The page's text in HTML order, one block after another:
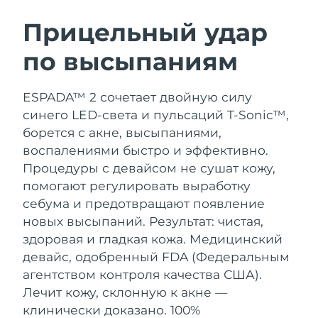
Прицельный удар
по высыпаниям
ESPADA™ 2 сочетает двойную силу
синего LED-света и пульсаций T-Sonic™,
борется с акне, высыпаниями,
воспалениями быстро и эффективно.
Процедуры с девайсом не сушат кожу,
помогают регулировать выработку
себума и предотвращают появление
новых высыпаний. Результат: чистая,
здоровая и гладкая кожа. Медицинский
девайс, одобренный FDA (Федеральным
агентством контроля качества США).
Лечит кожу, склонную к акне —
клинически доказано. 100%
LUNA™ 4 набор
Anti-aging massage
LUNA™ 4 Plus
Massage, LED heating
LUNA™ 4 Men
For men, anti-aging massage
BEAR™ 2 набор
Microcurrent toning
BEAR™ 2 go
Microcurrent toning on-the-go
BEAR™ 2 eyes & lips
Microcurrent line smoothing device
Увлажнение
UFO™ 3 набор
Deep facial hydration
UFO™ 3 LED
Near-infrared and red light therapy
device
Забота о полости рта
issa™ 4
Hybrid silicone sonic toothbrush
issa™ 4 plus
Smart hybrid silicone sonic toothbrush
FAQ™ АНТИВОЗРАСТНОЙ УХОД
Омоложение LED-процедуры
NEW
Австралия
Ожидаемая дата доставки
Ожидаемая дата доставки
8/8/26
Бахрейн
Ожидаемая дата доставки
8/9/26
Бельгия
Ожидаемая дата доставки
Бермудские о-ва
Ожидаемая дата доставки
8/14/26
Босния и
Герцеговина
Ожидаемая дата доставки